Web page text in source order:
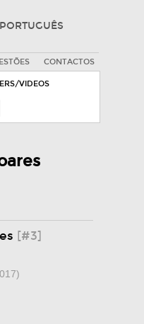
CONTACTOS
VIDEOS
[#3]